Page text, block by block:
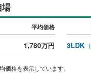
平均価格
1,780万円 3LDK（
格を表示しています。